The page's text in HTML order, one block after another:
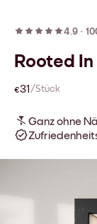
4.9 ·
Rooted In
€31 /Stück
Ganz ohne